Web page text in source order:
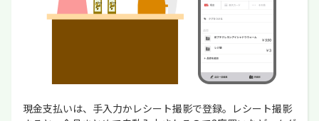
現金支払いは、手入力かレシート撮影で登録。レシート撮影